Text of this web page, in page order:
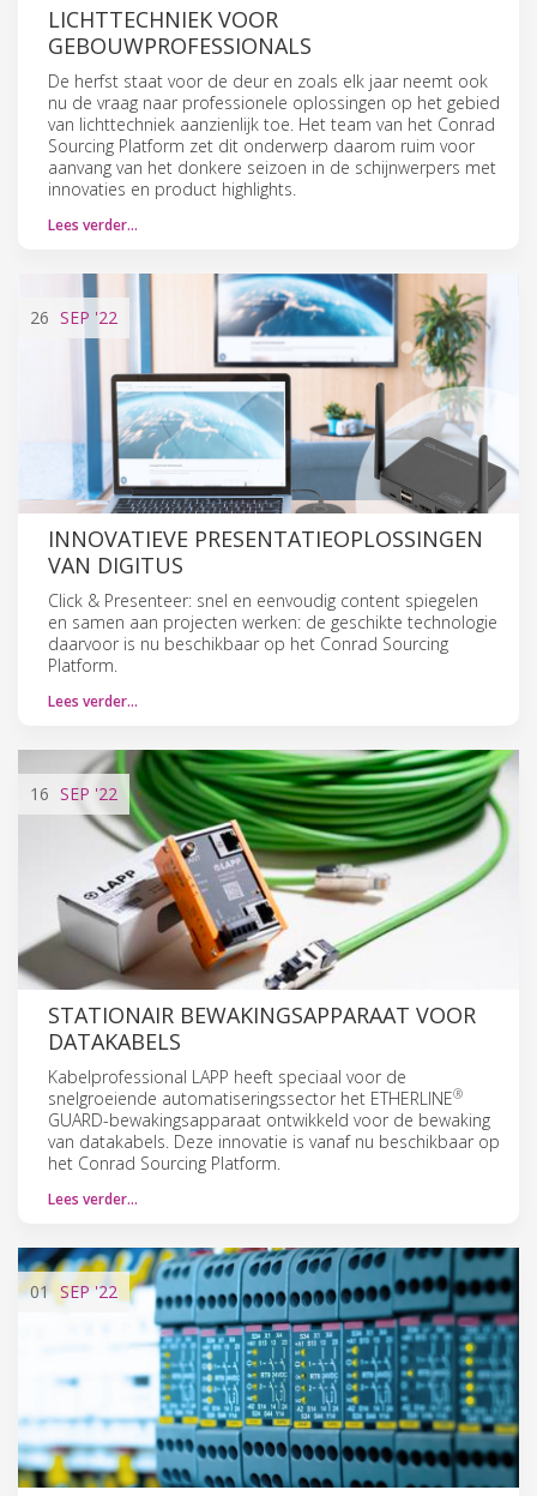
LICHTTECHNIEK VOOR
GEBOUWPROFESSIONALS
De herfst staat voor de deur en zoals elk jaar neemt ook
nu de vraag naar professionele oplossingen op het gebied
van lichttechniek aanzienlijk toe. Het team van het Conrad
Sourcing Platform zet dit onderwerp daarom ruim voor
aanvang van het donkere seizoen in de schijnwerpers met
innovaties en product highlights.
Lees verder…
26 SEP '22
INNOVATIEVE PRESENTATIEOPLOSSINGEN
VAN DIGITUS
Click & Presenteer: snel en eenvoudig content spiegelen
en samen aan projecten werken: de geschikte technologie
daarvoor is nu beschikbaar op het Conrad Sourcing
Platform.
Lees verder…
16 SEP '22
STATIONAIR BEWAKINGSAPPARAAT VOOR
DATAKABELS
Kabelprofessional LAPP heeft speciaal voor de
snelgroeiende automatiseringssector het ETHERLINE®
GUARD-bewakingsapparaat ontwikkeld voor de bewaking
van datakabels. Deze innovatie is vanaf nu beschikbaar op
het Conrad Sourcing Platform.
Lees verder…
01 SEP'22